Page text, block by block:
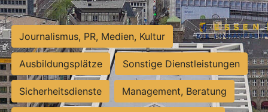
Journalismus, PR, Medien, Kultur
Ausbildungsplätze Sonstige Dienstleistungen
Sicherheitsdienste Management, Beratung